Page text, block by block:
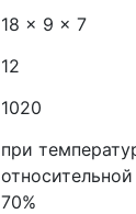
18 x 9 x 7
12
1020
при
70%